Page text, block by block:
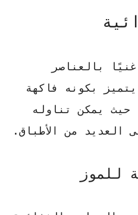
بالعناصر
بكونه فاكهة
حيث يمكن تناوله
العديد من الأطباق.
للموز